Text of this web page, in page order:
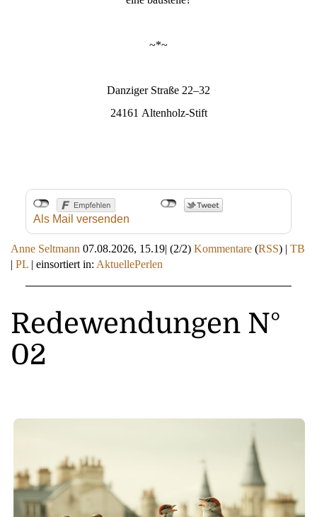
~*~
Danziger Straße 22–32
24161 Altenholz-Stift
Als Mail versenden
Anne Seltmann 07.08.2026, 15.19| (2/2) Kommentare (RSS) | TB
| PL | einsortiert in: AktuellePerlen
Redewendungen N°
02